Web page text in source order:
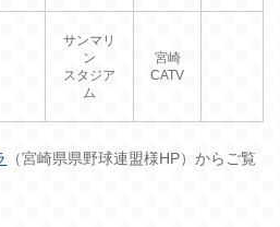
サンマリ
ン
スタジア
ム
宮崎
CATV
（宮崎県県野球連盟様HP）からご覧